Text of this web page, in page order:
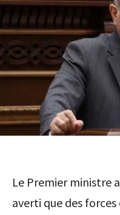
Le Premier ministre
averti que des